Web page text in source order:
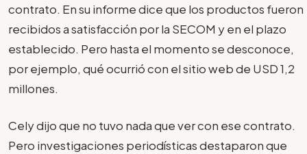
contrato. En su informe dice que los productos fueron
recibidos a satisfacción por la SECOM y en el plazo
establecido. Pero hasta el momento se desconoce,
por ejemplo, qué ocurrió con el sitio web de USD 1,2
millones.
Cely dijo que no tuvo nada que ver con ese contrato.
Pero investigaciones periodísticas destaparon que